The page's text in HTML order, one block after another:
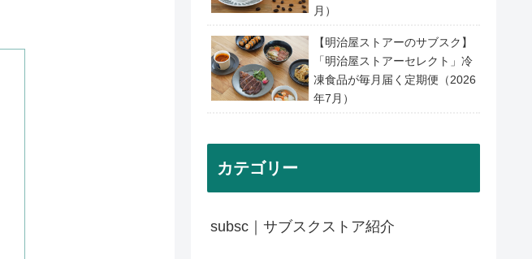
月）
【明治屋ストアーのサブスク】
「明治屋ストアーセレクト」冷
凍食品が毎月届く定期便（2026
年7月）
カテゴリー
subsc｜サブスクストア紹介